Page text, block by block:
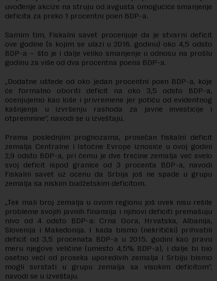
uvođenje akcize na struju od avgusta omogućiće smanjenje
deficita za preko 1 procentni poen BDP-a.
Samim tim, Fiskalni savet procenjuje da je stvarni deficit
ove godine (s kojim se ulazi u 2016. godinu) oko 4,5 odsto
BDP-a – što je i dalje veliko smanjenje u odnosu na prošlu
godinu za više od dva procentna poena BDP-a.
„Dodatne uštede od oko jedan procentni poen BDP-a, koje
će formalno oboriti deficit na oko 3,5 odsto BDP-a,
ocenjujemo kao loše i privremene jer potiču od evidentnog
kašnjenja u izvršenju rashoda za javne investicije i
otpremnine”, navodi se u izveštaju.
Prema poslednjim prognozama, prosečan fiskalni deficit
zemalja Centralne i Istočne Evrope iznosiće u ovoj godini
2,9 odsto BDP-a, pri čemu je dve trećine zemalja već svelo
svoj deficit ispod granice od 3 procenta BDP-a, navodi
Fiskalni savet uz ocenu da Srbija još ne spade u grupu
zemalja sa niskim budžetskim deficitom.
„Tek mali broj zemalja u ovom regionu još uvek nisu rešile
probleme svojih javnih finansija i njihovi deficiti premašuju
nivo od 4 odsto BDP-a: Crna Gora, Hrvatska, Albanija,
Slovenija i Makedonija. I kada bismo (nekritički) prihvatili
deficit od 3,5 procenata BDP-a u 2015. godini kao pravu
meru njegove veličine (umesto 4,5% BDP-a), i dalje bi bio
osetno veći od proseka uporedivih zemalja i Srbiju bismo
mogli svrstati u grupu zemalja sa visokim deficitom”,
navodi se u izveštaju.